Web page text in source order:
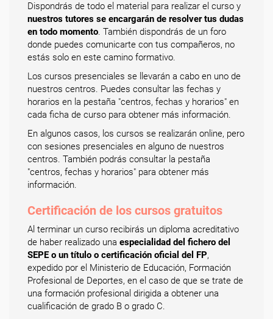
Dispondrás de todo el material para realizar el curso y
nuestros tutores se encargarán de resolver tus dudas
en todo momento. También dispondrás de un foro
donde puedes comunicarte con tus compañeros, no
estás solo en este camino formativo.
Los cursos presenciales se llevarán a cabo en uno de
nuestros centros. Puedes consultar las fechas y
horarios en la pestaña "centros, fechas y horarios" en
cada ficha de curso para obtener más información.
En algunos casos, los cursos se realizarán online, pero
con sesiones presenciales en alguno de nuestros
centros. También podrás consultar la pestaña
"centros, fechas y horarios" para obtener más
información.
Certificación de los cursos gratuitos
Al terminar un curso recibirás un diploma acreditativo
de haber realizado una especialidad del fichero del
SEPE o un título o certificación oficial del FP,
expedido por el Ministerio de Educación, Formación
Profesional de Deportes, en el caso de que se trate de
una formación profesional dirigida a obtener una
cualificación de grado B o grado C.